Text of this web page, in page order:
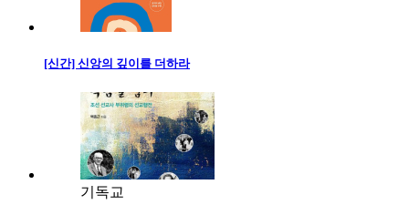
[신간] 신앙의 깊이를 더하라
기독교